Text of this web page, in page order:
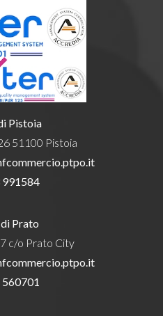
Pistoia
51100 Pistoia
di Prato
c/o Prato City